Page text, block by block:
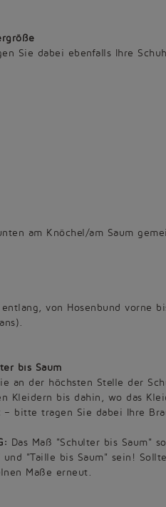
Sie dabei ebenfalls Ihre
am Knöchel/am Saum
von Hosenbund vorne
bis Saum
an der höchsten Stelle der
Kleidern bis dahin, wo das
– bitte tragen Sie dabei Ihre
Das Maß "Schulter bis Saum"
und "Taille bis Saum" sein!
Maße erneut.